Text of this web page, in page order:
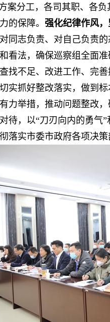
案分工，各司其职、各
的保障。 强化纪律作风，
同志负责、对自己负责
看法，确保巡察组全面准
找不足、改进工作、完
实抓好整改落实，做到
力举措，推动问题整改
待，以“刀刃向内的勇
落实市委市政府各项决